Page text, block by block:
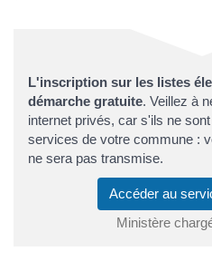
L'inscription sur les listes
démarche gratuite. Veillez à
internet privés, car s'ils ne
services de votre commune :
ne sera pas transmise.
Accéder au
Ministère